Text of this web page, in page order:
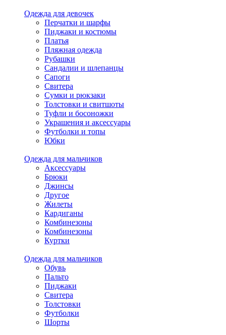
Одежда для девочек
Перчатки и шарфы
Пиджаки и костюмы
Платья
Пляжная одежда
Рубашки
Сандалии и шлепанцы
Сапоги
Свитера
Сумки и рюкзаки
Толстовки и свитшоты
Туфли и босоножки
Украшения и аксессуары
Футболки и топы
Юбки
Одежда для мальчиков
Аксессуары
Брюки
Джинсы
Другое
Жилеты
Кардиганы
Комбинезоны
Комбинезоны
Куртки
Одежда для мальчиков
Обувь
Пальто
Пиджаки
Свитера
Толстовки
Футболки
Шорты